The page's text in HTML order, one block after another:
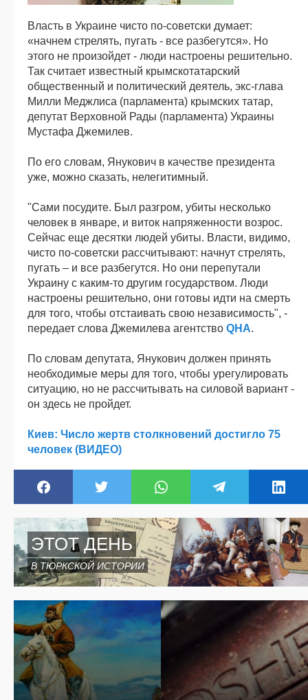
Власть в Украине чисто по-советски думает:
«начнем стрелять, пугать - все разбегутся». Но
этого не произойдет - люди настроены решительно.
Так считает известный крымскотатарский
общественный и политический деятель, экс-глава
Милли Меджлиса (парламента) крымских татар,
депутат Верховной Рады (парламента) Украины
Мустафа Джемилев.
По его словам, Янукович в качестве президента
уже, можно сказать, нелегитимный.
"Сами посудите. Был разгром, убиты несколько
человек в январе, и виток напряженности возрос.
Сейчас еще десятки людей убиты. Власти, видимо,
чисто по-советски рассчитывают: начнут стрелять,
пугать – и все разбегутся. Но они перепутали
Украину с каким-то другим государством. Люди
настроены решительно, они готовы идти на смерть
для того, чтобы отстаивать свою независимость", -
передает слова Джемилева агентство QHA.
По словам депутата, Янукович должен принять
необходимые меры для того, чтобы урегулировать
ситуацию, но не рассчитывать на силовой вариант -
он здесь не пройдет.
Киев: Число жертв столкновений достигло 75
человек (ВИДЕО)
ЭТОТ ДЕНЬ
В ТЮРКСКОЙ ИСТОРИИ